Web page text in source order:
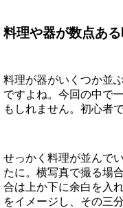
料理や器が数点あ
料理が器がいくつか並
ですよね。今回の中で
もしれません。初心者
せっかく料理が並んで
たに。横写真で撮る場
合は上か下に余白を入
をイメージし、その三